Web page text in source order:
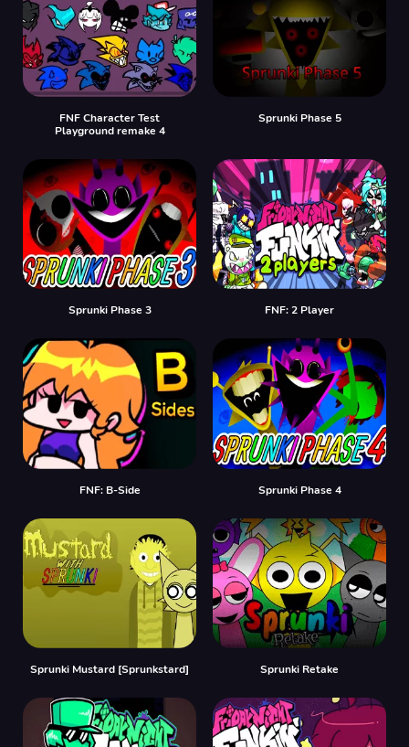
FNF Character Test
Playground remake 4
Sprunki Phase 5
Sprunki Phase 3 FNF: 2 Player
FNF: B-Side Sprunki Phase 4
Sprunki Mustard [Sprunkstard] Sprunki Retake